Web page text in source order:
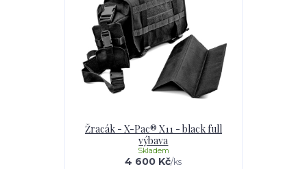
Žracák - X-Pac® X11 - black full
výbava
4 600 Kč/ks
Skladem